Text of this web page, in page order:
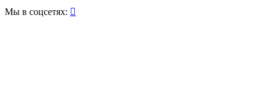
Мы в соцсетях: 